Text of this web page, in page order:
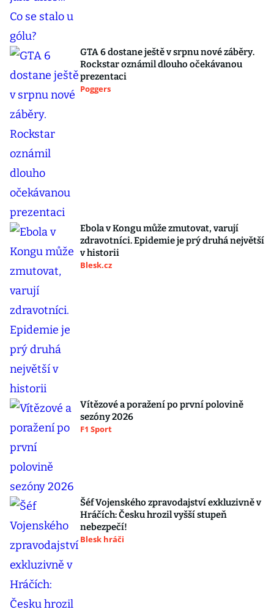
GTA 6 dostane ještě v srpnu nové záběry.
Rockstar oznámil dlouho očekávanou
prezentaci
Poggers
Ebola v Kongu může zmutovat, varují
zdravotníci. Epidemie je prý druhá největší
v historii
Blesk.cz
Vítězové a poražení po první polovině
sezóny 2026
F1 Sport
Šéf Vojenského zpravodajství exkluzivně v
Hráčích: Česku hrozil vyšší stupeň
nebezpečí!
Blesk hráči